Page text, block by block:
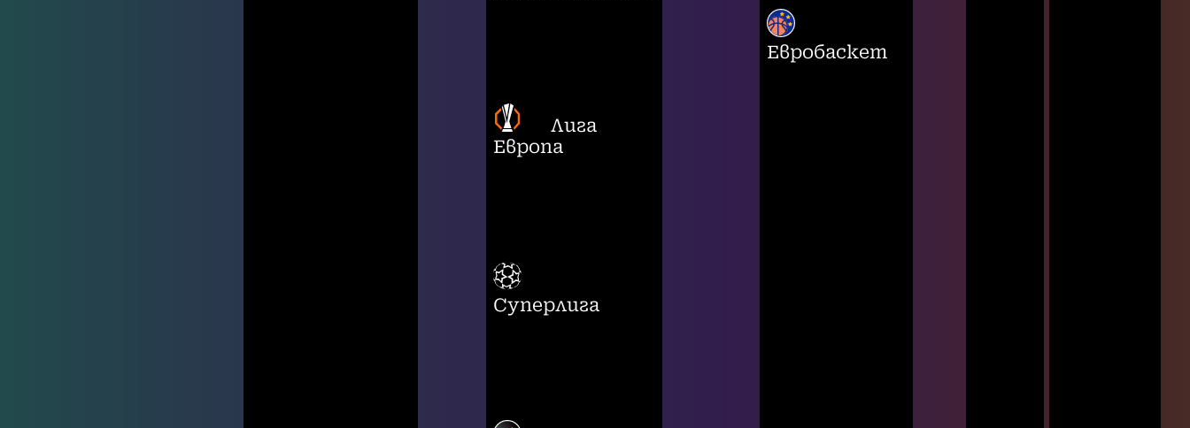
Лига
Европа
Суперлига
Евробаскет